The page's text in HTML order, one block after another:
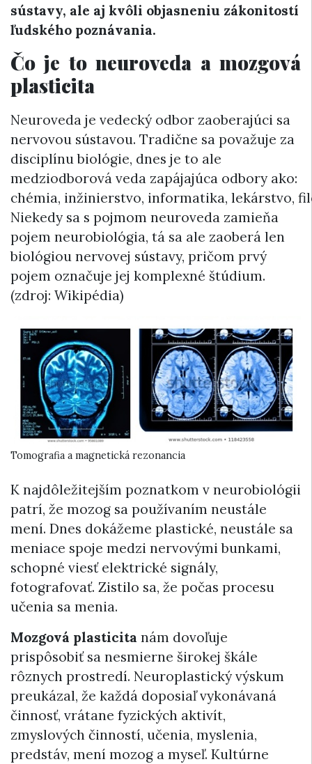
sústavy, ale aj kvôli objasneniu zákonitostí
ľudského poznávania.
Čo je to neuroveda a mozgová
plasticita
Neuroveda je vedecký odbor zaoberajúci sa
nervovou sústavou. Tradične sa považuje za
disciplínu biológie, dnes je to ale
medziodborová veda zapájajúca odbory ako:
chémia, inžinierstvo, informatika, lekárstvo,
Niekedy sa s pojmom neuroveda zamieňa
pojem neurobiológia, tá sa ale zaoberá len
biológiou nervovej sústavy, pričom prvý
pojem označuje jej komplexné štúdium.
(zdroj: Wikipédia)
Tomografia a magnetická rezonancia
K najdôležitejším poznatkom v neurobiológii
patrí, že mozog sa používaním neustále
mení. Dnes dokážeme plastické, neustále sa
meniace spoje medzi nervovými bunkami,
schopné viesť elektrické signály,
fotografovať. Zistilo sa, že počas procesu
učenia sa menia.
Mozgová plasticita nám dovoľuje
prispôsobiť sa nesmierne širokej škále
rôznych prostredí. Neuroplastický výskum
preukázal, že každá doposiaľ vykonávaná
činnosť, vrátane fyzických aktivít,
zmyslových činností, učenia, myslenia,
predstáv, mení mozog a myseľ. Kultúrne